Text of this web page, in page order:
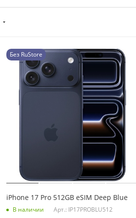
Без RuStore
iPhone 17 Pro 512GB eSIM Deep Blue
В наличии Арт.: IP17PROBLU512